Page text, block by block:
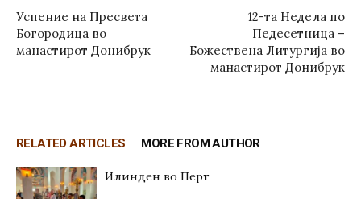
Успение на Пресвета
Богородица во
манастирот Донибрук
12-та Недела по
Педесетница –
Божествена Литургија во
манастирот Донибрук
RELATED ARTICLES MORE FROM AUTHOR
Илинден во Перт